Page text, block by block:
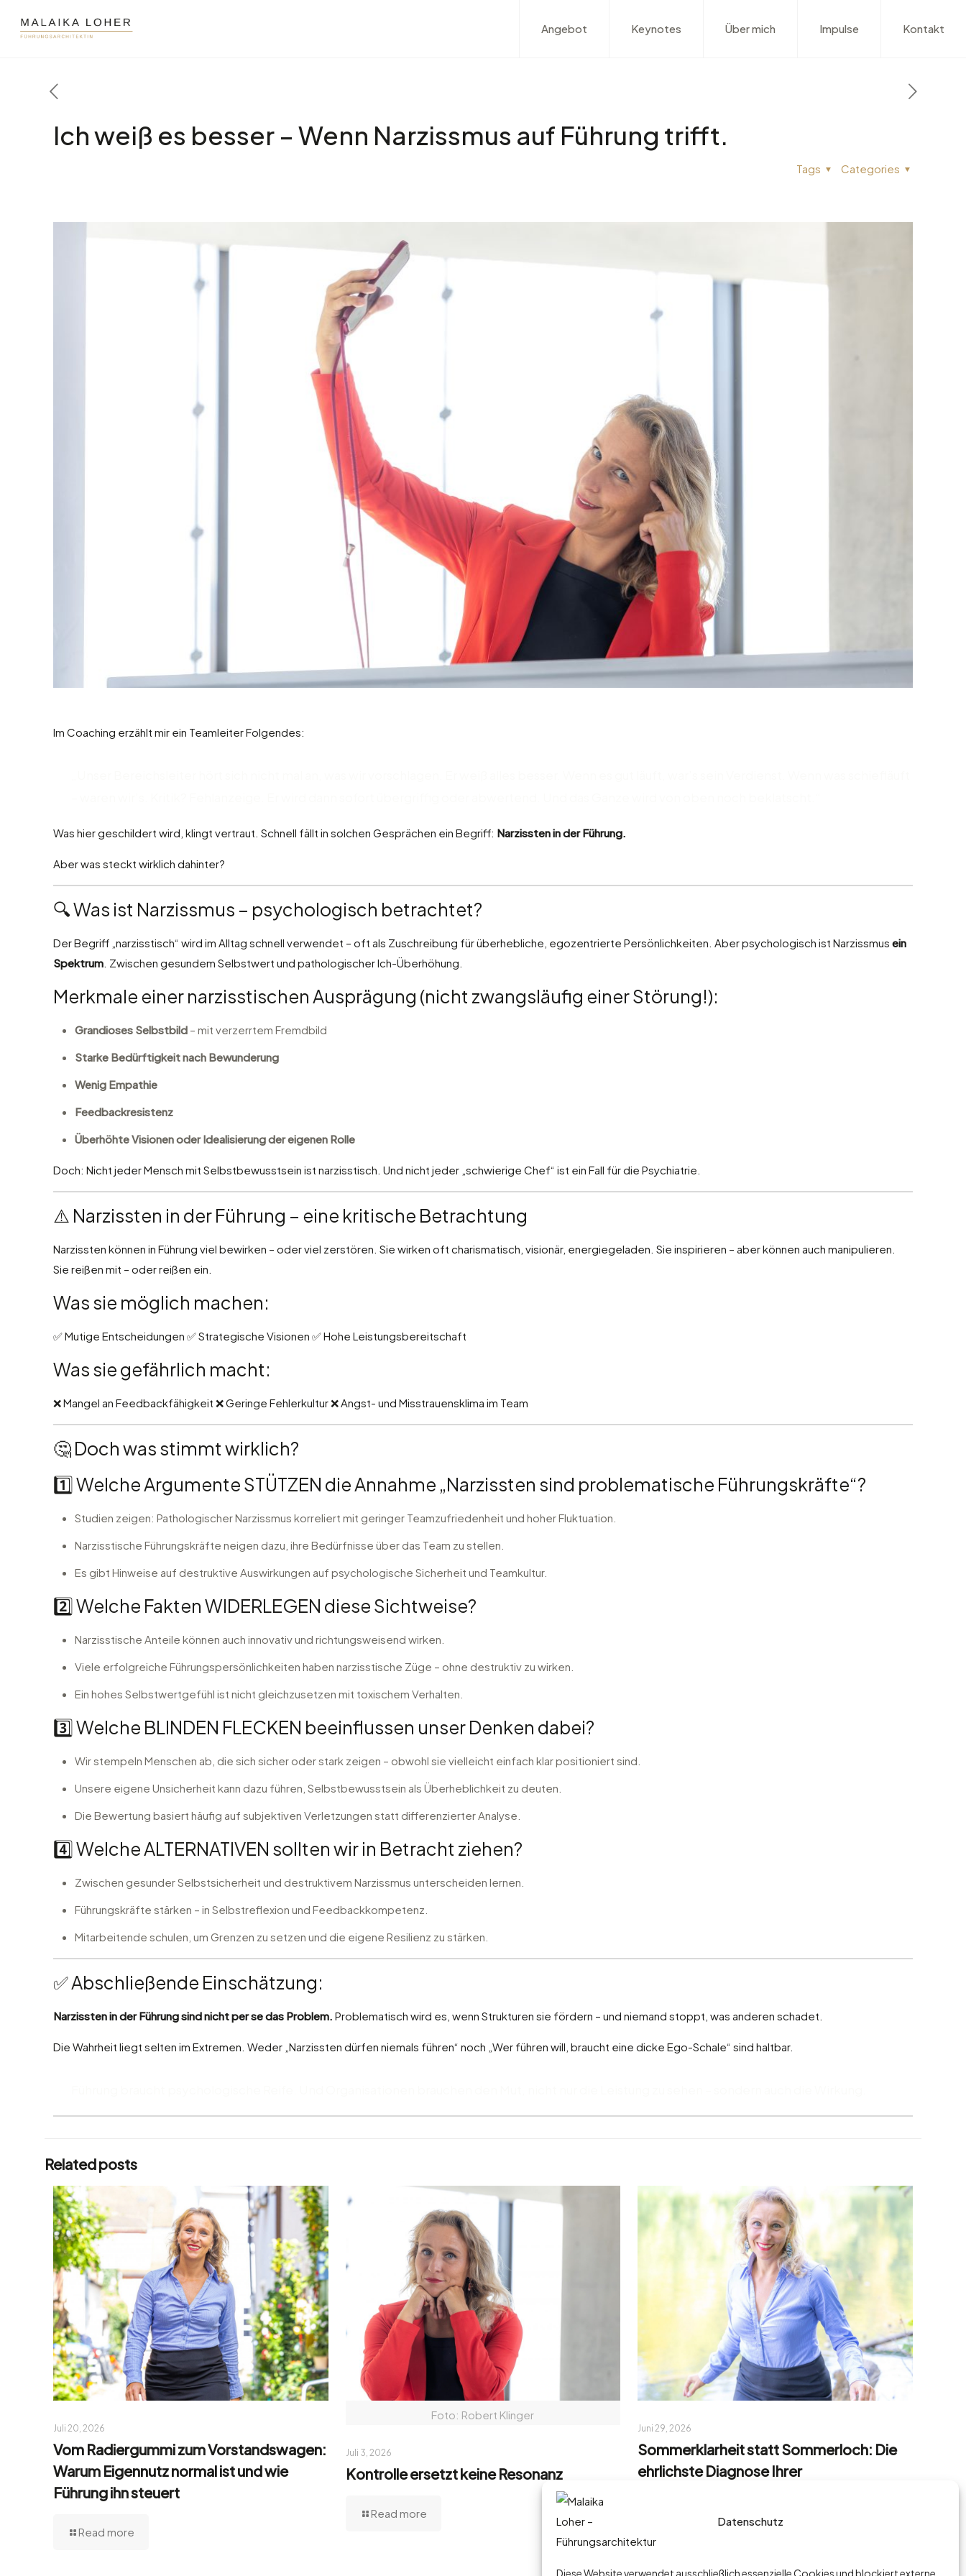
Datenschutz
Diese Website verwendet ausschließlich essenzielle Cookies und blockiert externe
Angebot Keynotes Über mich Impulse Kontakt
Ich weiß es besser – Wenn Narzissmus auf Führung trifft.
Categories
Tags
Im Coaching erzählt mir ein Teamleiter Folgendes:
Was hier geschildert wird, klingt vertraut. Schnell fällt in solchen Gesprächen ein Begriff: Narzissten in der Führung.
Aber was steckt wirklich dahinter?
🔍 Was ist Narzissmus – psychologisch betrachtet?
Der Begriff „narzisstisch“ wird im Alltag schnell verwendet – oft als Zuschreibung für überhebliche, egozentrierte Persönlichkeiten. Aber psychologisch ist Narzissmusein
Spektrum . Zwischen gesundem Selbstwert und pathologischer Ich-Überhöhung.
Merkmale einer narzisstischen Ausprägung (nicht zwangsläufig einer Störung!):
Grandioses Selbstbild – mit verzerrtem Fremdbild
Starke Bedürftigkeit nach Bewunderung
Wenig Empathie
Feedbackresistenz
Überhöhte Visionen oder Idealisierung der eigenen Rolle
Doch: Nicht jeder Mensch mit Selbstbewusstsein ist narzisstisch. Und nicht jeder „schwierige Chef“ ist ein Fall für die Psychiatrie.
⚠️ Narzissten in der Führung – eine kritische Betrachtung
Narzissten können in Führung viel bewirken – oder viel zerstören. Sie wirken oft charismatisch, visionär, energiegeladen. Sie inspirieren – aber können auch manipulieren.
Sie reißen mit – oder reißen ein.
Was sie möglich machen:
✅ Mutige Entscheidungen ✅ Strategische Visionen ✅ Hohe Leistungsbereitschaft
Was sie gefährlich macht:
❌ Mangel an Feedbackfähigkeit ❌ Geringe Fehlerkultur ❌ Angst- und Misstrauensklima im Team
🤔 Doch was stimmt wirklich?
1️⃣ Welche Argumente STÜTZEN die Annahme „Narzissten sind problematische Führungskräfte“?
Studien zeigen: Pathologischer Narzissmus korreliert mit geringer Teamzufriedenheit und hoher Fluktuation.
Narzisstische Führungskräfte neigen dazu, ihre Bedürfnisse über das Team zu stellen.
Es gibt Hinweise auf destruktive Auswirkungen auf psychologische Sicherheit und Teamkultur.
2️⃣ Welche Fakten WIDERLEGEN diese Sichtweise?
Narzisstische Anteile können auch innovativ und richtungsweisend wirken.
Viele erfolgreiche Führungspersönlichkeiten haben narzisstische Züge – ohne destruktiv zu wirken.
Ein hohes Selbstwertgefühl ist nicht gleichzusetzen mit toxischem Verhalten.
3️⃣ Welche BLINDEN FLECKEN beeinflussen unser Denken dabei?
Wir stempeln Menschen ab, die sich sicher oder stark zeigen – obwohl sie vielleicht einfach klar positioniert sind.
Unsere eigene Unsicherheit kann dazu führen, Selbstbewusstsein als Überheblichkeit zu deuten.
Die Bewertung basiert häufig auf subjektiven Verletzungen statt differenzierter Analyse.
4️⃣ Welche ALTERNATIVEN sollten wir in Betracht ziehen?
Zwischen gesunder Selbstsicherheit und destruktivem Narzissmus unterscheiden lernen.
Führungskräfte stärken – in Selbstreflexion und Feedbackkompetenz.
Mitarbeitende schulen, um Grenzen zu setzen und die eigene Resilienz zu stärken.
✅ Abschließende Einschätzung:
Narzissten in der Führung sind nicht per se das Problem. Problematisch wird es, wenn Strukturen sie fördern – und niemand stoppt, was anderen schadet.
Die Wahrheit liegt selten im Extremen. Weder „Narzissten dürfen niemals führen“ noch „Wer führen will, braucht eine dicke Ego-Schale“ sind haltbar.
Related posts
Juli 20, 2026
Vom Radiergummi zum Vorstandswagen:
Warum Eigennutz normal ist und wie
Führung ihn steuert
Read more
Foto: Robert Klinger
Juli 3, 2026
Kontrolle ersetzt keine Resonanz
Read more
Juni 29, 2026
Sommerklarheit statt Sommerloch: Die
ehrlichste Diagnose Ihrer